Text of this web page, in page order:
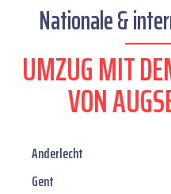
Nationale &
UMZUG MIT
VON
Anderlecht
Gent